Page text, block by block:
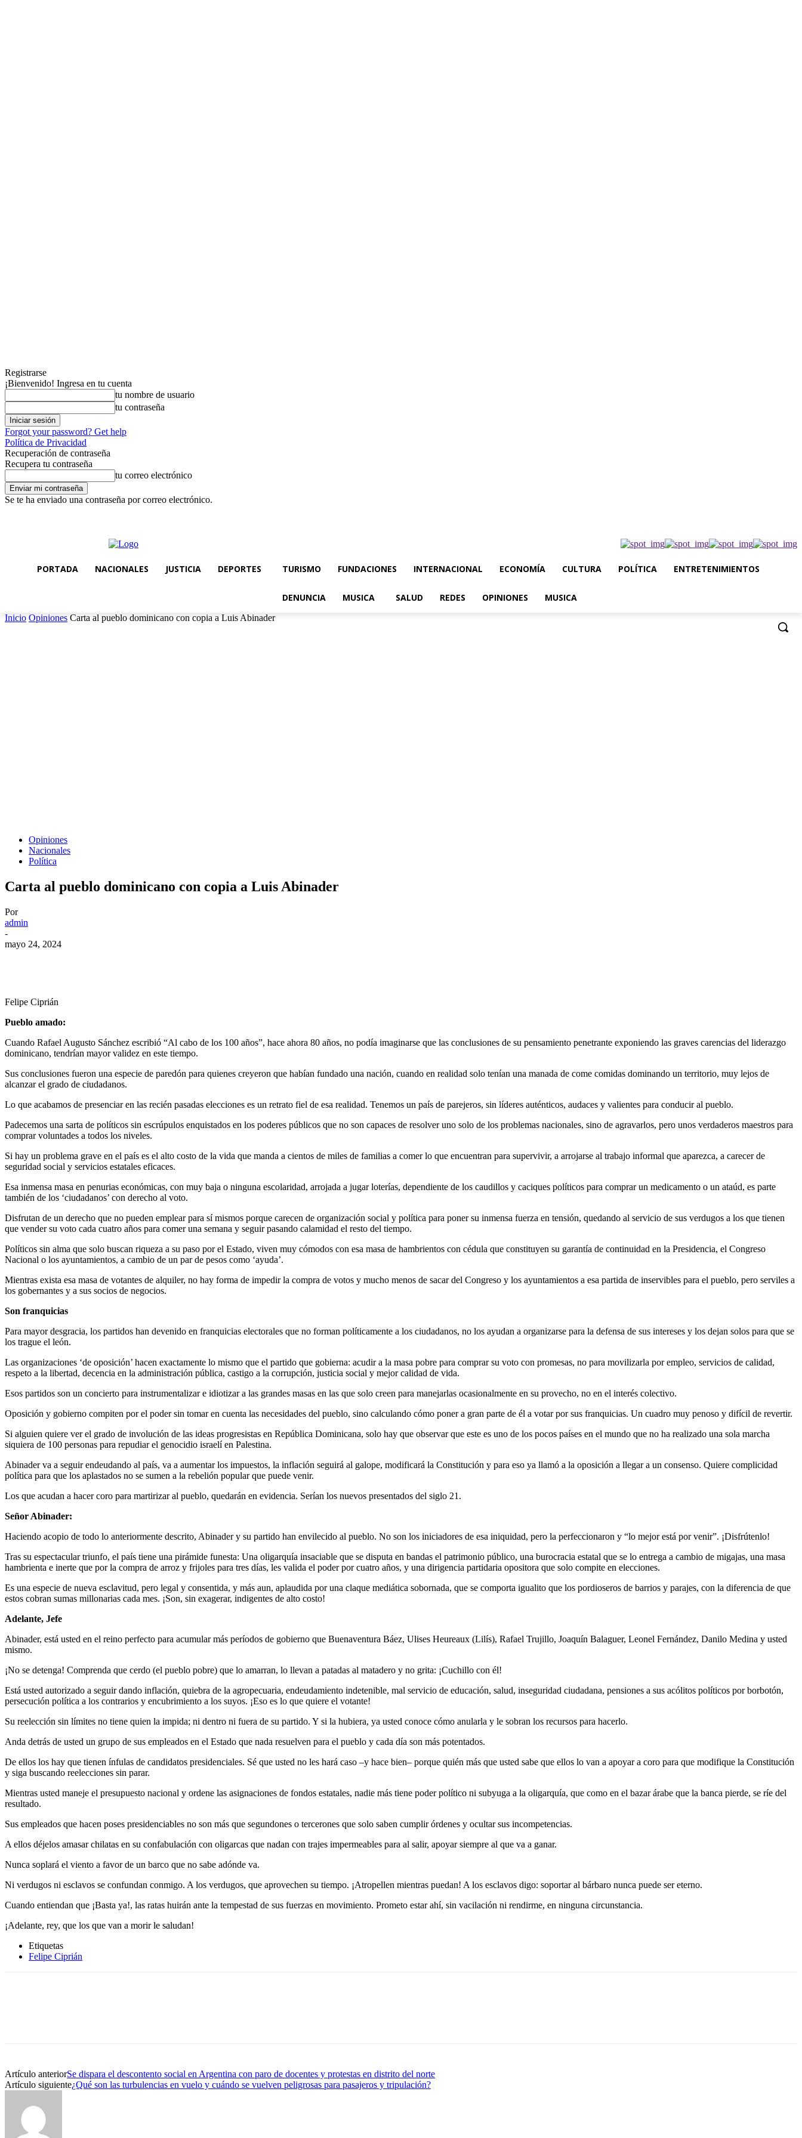
Registrarse
¡Bienvenido! Ingresa en tu cuenta
tu nombre de usuario
tu contraseña
Forgot your password? Get help
Política de Privacidad
Recuperación de contraseña
Recupera tu contraseña
tu correo electrónico
Se te ha enviado una contraseña por correo electrónico.
PORTADA NACIONALES JUSTICIA DEPORTES TURISMO FUNDACIONES INTERNACIONAL ECONOMÍA CULTURA POLÍTICA ENTRETENIMIENTOS
DENUNCIA MUSICA SALUD REDES OPINIONES MUSICA
Inicio Opiniones Carta al pueblo dominicano con copia a Luis Abinader
Opiniones
Nacionales
Política
Carta al pueblo dominicano con copia a Luis Abinader
Por
admin
-
mayo 24, 2024
Felipe Ciprián
Pueblo amado:
Cuando Rafael Augusto Sánchez escribió “Al cabo de los 100 años”, hace ahora 80 años, no podía imaginarse que las conclusiones de su pensamiento penetrante exponiendo las graves carencias del liderazgo
dominicano, tendrían mayor validez en este tiempo.
Sus conclusiones fueron una especie de paredón para quienes creyeron que habían fundado una nación, cuando en realidad solo tenían una manada de come comidas dominando un territorio, muy lejos de
alcanzar el grado de ciudadanos.
Lo que acabamos de presenciar en las recién pasadas elecciones es un retrato fiel de esa realidad. Tenemos un país de parejeros, sin líderes auténticos, audaces y valientes para conducir al pueblo.
Padecemos una sarta de políticos sin escrúpulos enquistados en los poderes públicos que no son capaces de resolver uno solo de los problemas nacionales, sino de agravarlos, pero unos verdaderos maestros para
comprar voluntades a todos los niveles.
Si hay un problema grave en el país es el alto costo de la vida que manda a cientos de miles de familias a comer lo que encuentran para supervivir, a arrojarse al trabajo informal que aparezca, a carecer de
seguridad social y servicios estatales eficaces.
Esa inmensa masa en penurias económicas, con muy baja o ninguna escolaridad, arrojada a jugar loterías, dependiente de los caudillos y caciques políticos para comprar un medicamento o un ataúd, es parte
también de los ‘ciudadanos’ con derecho al voto.
Disfrutan de un derecho que no pueden emplear para sí mismos porque carecen de organización social y política para poner su inmensa fuerza en tensión, quedando al servicio de sus verdugos a los que tienen
que vender su voto cada cuatro años para comer una semana y seguir pasando calamidad el resto del tiempo.
Políticos sin alma que solo buscan riqueza a su paso por el Estado, viven muy cómodos con esa masa de hambrientos con cédula que constituyen su garantía de continuidad en la Presidencia, el Congreso
Nacional o los ayuntamientos, a cambio de un par de pesos como ‘ayuda’.
Mientras exista esa masa de votantes de alquiler, no hay forma de impedir la compra de votos y mucho menos de sacar del Congreso y los ayuntamientos a esa partida de inservibles para el pueblo, pero serviles a
los gobernantes y a sus socios de negocios.
Son franquicias
Para mayor desgracia, los partidos han devenido en franquicias electorales que no forman políticamente a los ciudadanos, no los ayudan a organizarse para la defensa de sus intereses y los dejan solos para que se
los trague el león.
Las organizaciones ‘de oposición’ hacen exactamente lo mismo que el partido que gobierna: acudir a la masa pobre para comprar su voto con promesas, no para movilizarla por empleo, servicios de calidad,
respeto a la libertad, decencia en la administración pública, castigo a la corrupción, justicia social y mejor calidad de vida.
Esos partidos son un concierto para instrumentalizar e idiotizar a las grandes masas en las que solo creen para manejarlas ocasionalmente en su provecho, no en el interés colectivo.
Oposición y gobierno compiten por el poder sin tomar en cuenta las necesidades del pueblo, sino calculando cómo poner a gran parte de él a votar por sus franquicias. Un cuadro muy penoso y difícil de revertir.
Si alguien quiere ver el grado de involución de las ideas progresistas en República Dominicana, solo hay que observar que este es uno de los pocos países en el mundo que no ha realizado una sola marcha
siquiera de 100 personas para repudiar el genocidio israelí en Palestina.
Abinader va a seguir endeudando al país, va a aumentar los impuestos, la inflación seguirá al galope, modificará la Constitución y para eso ya llamó a la oposición a llegar a un consenso. Quiere complicidad
política para que los aplastados no se sumen a la rebelión popular que puede venir.
Los que acudan a hacer coro para martirizar al pueblo, quedarán en evidencia. Serían los nuevos presentados del siglo 21.
Señor Abinader:
Haciendo acopio de todo lo anteriormente descrito, Abinader y su partido han envilecido al pueblo. No son los iniciadores de esa iniquidad, pero la perfeccionaron y “lo mejor está por venir”. ¡Disfrútenlo!
Tras su espectacular triunfo, el país tiene una pirámide funesta: Una oligarquía insaciable que se disputa en bandas el patrimonio público, una burocracia estatal que se lo entrega a cambio de migajas, una masa
hambrienta e inerte que por la compra de arroz y frijoles para tres días, les valida el poder por cuatro años, y una dirigencia partidaria opositora que solo compite en elecciones.
Es una especie de nueva esclavitud, pero legal y consentida, y más aun, aplaudida por una claque mediática sobornada, que se comporta igualito que los pordioseros de barrios y parajes, con la diferencia de que
estos cobran sumas millonarias cada mes. ¡Son, sin exagerar, indigentes de alto costo!
Adelante, Jefe
Abinader, está usted en el reino perfecto para acumular más períodos de gobierno que Buenaventura Báez, Ulises Heureaux (Lilís), Rafael Trujillo, Joaquín Balaguer, Leonel Fernández, Danilo Medina y usted
mismo.
¡No se detenga! Comprenda que cerdo (el pueblo pobre) que lo amarran, lo llevan a patadas al matadero y no grita: ¡Cuchillo con él!
Está usted autorizado a seguir dando inflación, quiebra de la agropecuaria, endeudamiento indetenible, mal servicio de educación, salud, inseguridad ciudadana, pensiones a sus acólitos políticos por borbotón,
persecución política a los contrarios y encubrimiento a los suyos. ¡Eso es lo que quiere el votante!
Su reelección sin límites no tiene quien la impida; ni dentro ni fuera de su partido. Y si la hubiera, ya usted conoce cómo anularla y le sobran los recursos para hacerlo.
Anda detrás de usted un grupo de sus empleados en el Estado que nada resuelven para el pueblo y cada día son más potentados.
De ellos los hay que tienen ínfulas de candidatos presidenciales. Sé que usted no les hará caso –y hace bien– porque quién más que usted sabe que ellos lo van a apoyar a coro para que modifique la Constitución
y siga buscando reelecciones sin parar.
Mientras usted maneje el presupuesto nacional y ordene las asignaciones de fondos estatales, nadie más tiene poder político ni subyuga a la oligarquía, que como en el bazar árabe que la banca pierde, se ríe del
resultado.
Sus empleados que hacen poses presidenciables no son más que segundones o tercerones que solo saben cumplir órdenes y ocultar sus incompetencias.
A ellos déjelos amasar chilatas en su confabulación con oligarcas que nadan con trajes impermeables para al salir, apoyar siempre al que va a ganar.
Nunca soplará el viento a favor de un barco que no sabe adónde va.
Ni verdugos ni esclavos se confundan conmigo. A los verdugos, que aprovechen su tiempo. ¡Atropellen mientras puedan! A los esclavos digo: soportar al bárbaro nunca puede ser eterno.
Cuando entiendan que ¡Basta ya!, las ratas huirán ante la tempestad de sus fuerzas en movimiento. Prometo estar ahí, sin vacilación ni rendirme, en ninguna circunstancia.
¡Adelante, rey, que los que van a morir le saludan!
Etiquetas
Felipe Ciprián
Artículo anteriorSe dispara el descontento social en Argentina con paro de docentes y protestas en distrito del norte
Artículo siguiente¿Qué son las turbulencias en vuelo y cuándo se vuelven peligrosas para pasajeros y tripulación?